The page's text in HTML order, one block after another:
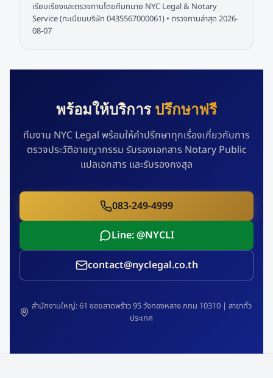
เรียบเรียงและตรวจทานโดยทีมทนาย NYC Legal & Notary
Service (ทะเบียนบริษัท 0435567000061) • ตรวจทานล่าสุด 2026-
08-07
พร้อมให้บริการปรึกษาฟรี
ทีมงาน NYC Legal พร้อมให้คำปรึกษาทุกเรื่องเกี่ยวกับการ
ตรวจประวัติอาชญากรรม รับรองเอกสาร Notary Public
แปลเอกสาร และรับรองกงสุล
083-249-4999
Line: @NYCLI
contact@nyclegal.co.th
สำนักงานใหญ่: 61 ซอยลาดพร้าว 95 วังทองหลาง กทม 10310 | สาขาทั่ว
ประเทศ